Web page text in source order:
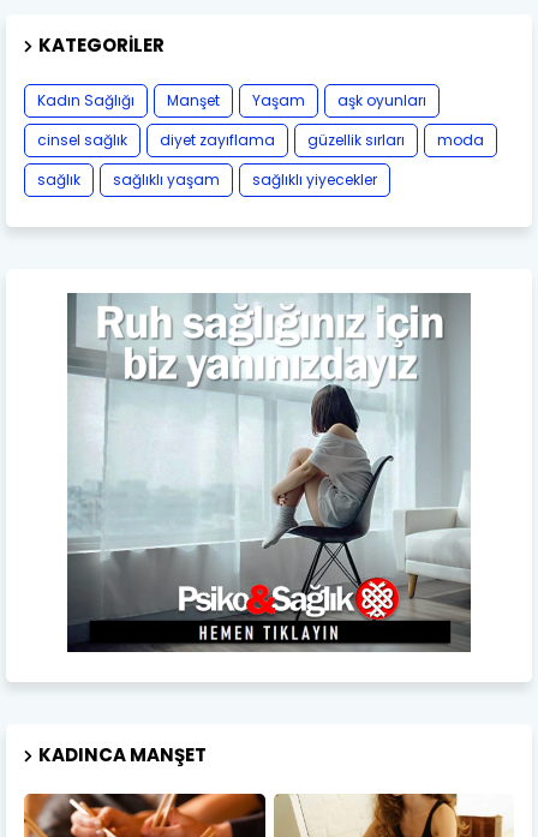
KATEGORILER
Kadın Sağlığı Manşet Yaşam
aşk oyunları
cinsel sağlık
diyet zayıflama güzellik sırları
moda
sağlık
sağlıklı yaşam sağlıklı yiyecekler
KADINCA MANŞET